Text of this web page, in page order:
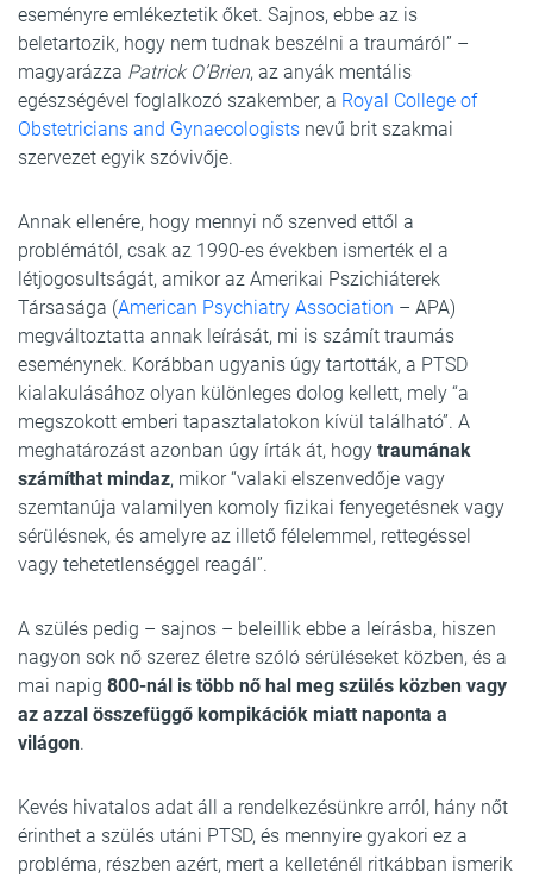
eseményre emlékeztetik őket. Sajnos, ebbe az is
beletartozik, hogy nem tudnak beszélni a traumáról” –
magyarázza Patrick O’Brien, az anyák mentális
egészségével foglalkozó szakember, a Royal College of
Obstetricians and Gynaecologists nevű brit szakmai
szervezet egyik szóvivője.
Annak ellenére, hogy mennyi nő szenved ettől a
problémától, csak az 1990-es években ismerték el a
létjogosultságát, amikor az Amerikai Pszichiáterek
Társasága (American Psychiatry Association – APA)
megváltoztatta annak leírását, mi is számít traumás
eseménynek. Korábban ugyanis úgy tartották, a PTSD
kialakulásához olyan különleges dolog kellett, mely “a
megszokott emberi tapasztalatokon kívül található”. A
meghatározást azonban úgy írták át, hogy traumának
számíthat mindaz, mikor “valaki elszenvedője vagy
szemtanúja valamilyen komoly fizikai fenyegetésnek vagy
sérülésnek, és amelyre az illető félelemmel, rettegéssel
vagy tehetetlenséggel reagál”.
A szülés pedig – sajnos – beleillik ebbe a leírásba, hiszen
nagyon sok nő szerez életre szóló sérüléseket közben, és a
mai napig 800-nál is több nő hal meg szülés közben vagy
az azzal összefüggő kompikációk miatt naponta a
világon.
Kevés hivatalos adat áll a rendelkezésünkre arról, hány nőt
érinthet a szülés utáni PTSD, és mennyire gyakori ez a
probléma, részben azért, mert a kelleténél ritkábban ismerik